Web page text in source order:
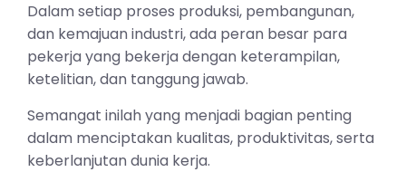
Dalam setiap proses produksi, pembangunan,
dan kemajuan industri, ada peran besar para
pekerja yang bekerja dengan keterampilan,
ketelitian, dan tanggung jawab.
Semangat inilah yang menjadi bagian penting
dalam menciptakan kualitas, produktivitas, serta
keberlanjutan dunia kerja.